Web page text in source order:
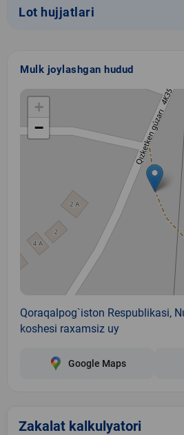
Lot hujjatlari
Mulk joylashgan hudud
+
−
Qoraqalpog`iston Respublikasi,
koshesi raxamsiz uy
Google Maps
Zakalat kalkulyatori